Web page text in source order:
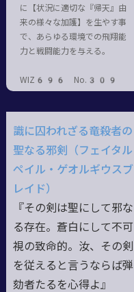
に【状況に適切な『帰天』由
来の様々な加護】を生やす事
で、あらゆる環境での飛翔能
力と戦闘能力を与える。
WIZ696 No.309
識に囚われざる竜殺者の
聖なる邪剣（フェイタル
ペイル・ゲオルギウスブ
レイド）
『その剣は聖にして邪な
る存在。蒼白にして不可
視の致命的。汝、その剣
を従えると言うならば弾
劾者たるを心得よ』